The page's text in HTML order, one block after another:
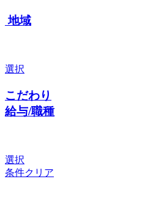
地域
選択
こだわり
給与/職種
選択
条件クリア